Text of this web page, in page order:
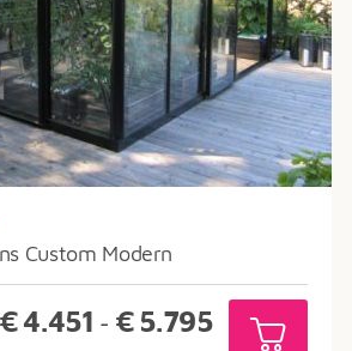
Custom Modern
€4.451 - € 5.795 Prijsklasse: